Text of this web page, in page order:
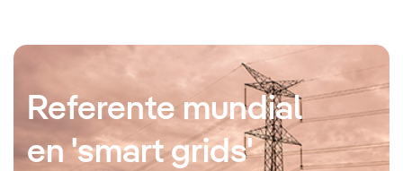
Referente mundial
en 'smart grids'